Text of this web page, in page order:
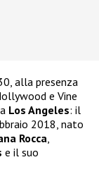
alla presenza
e Vine
a Los Angeles: il
2018, nato
Rocca
e il suo